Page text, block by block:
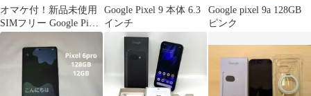
オマケ付！新品未使用
SIMフリー Google Pixel
9a 128GB 黒
Google Pixel 9 本体 6.3
インチ
Google pixel 9a 128GB
ピンク